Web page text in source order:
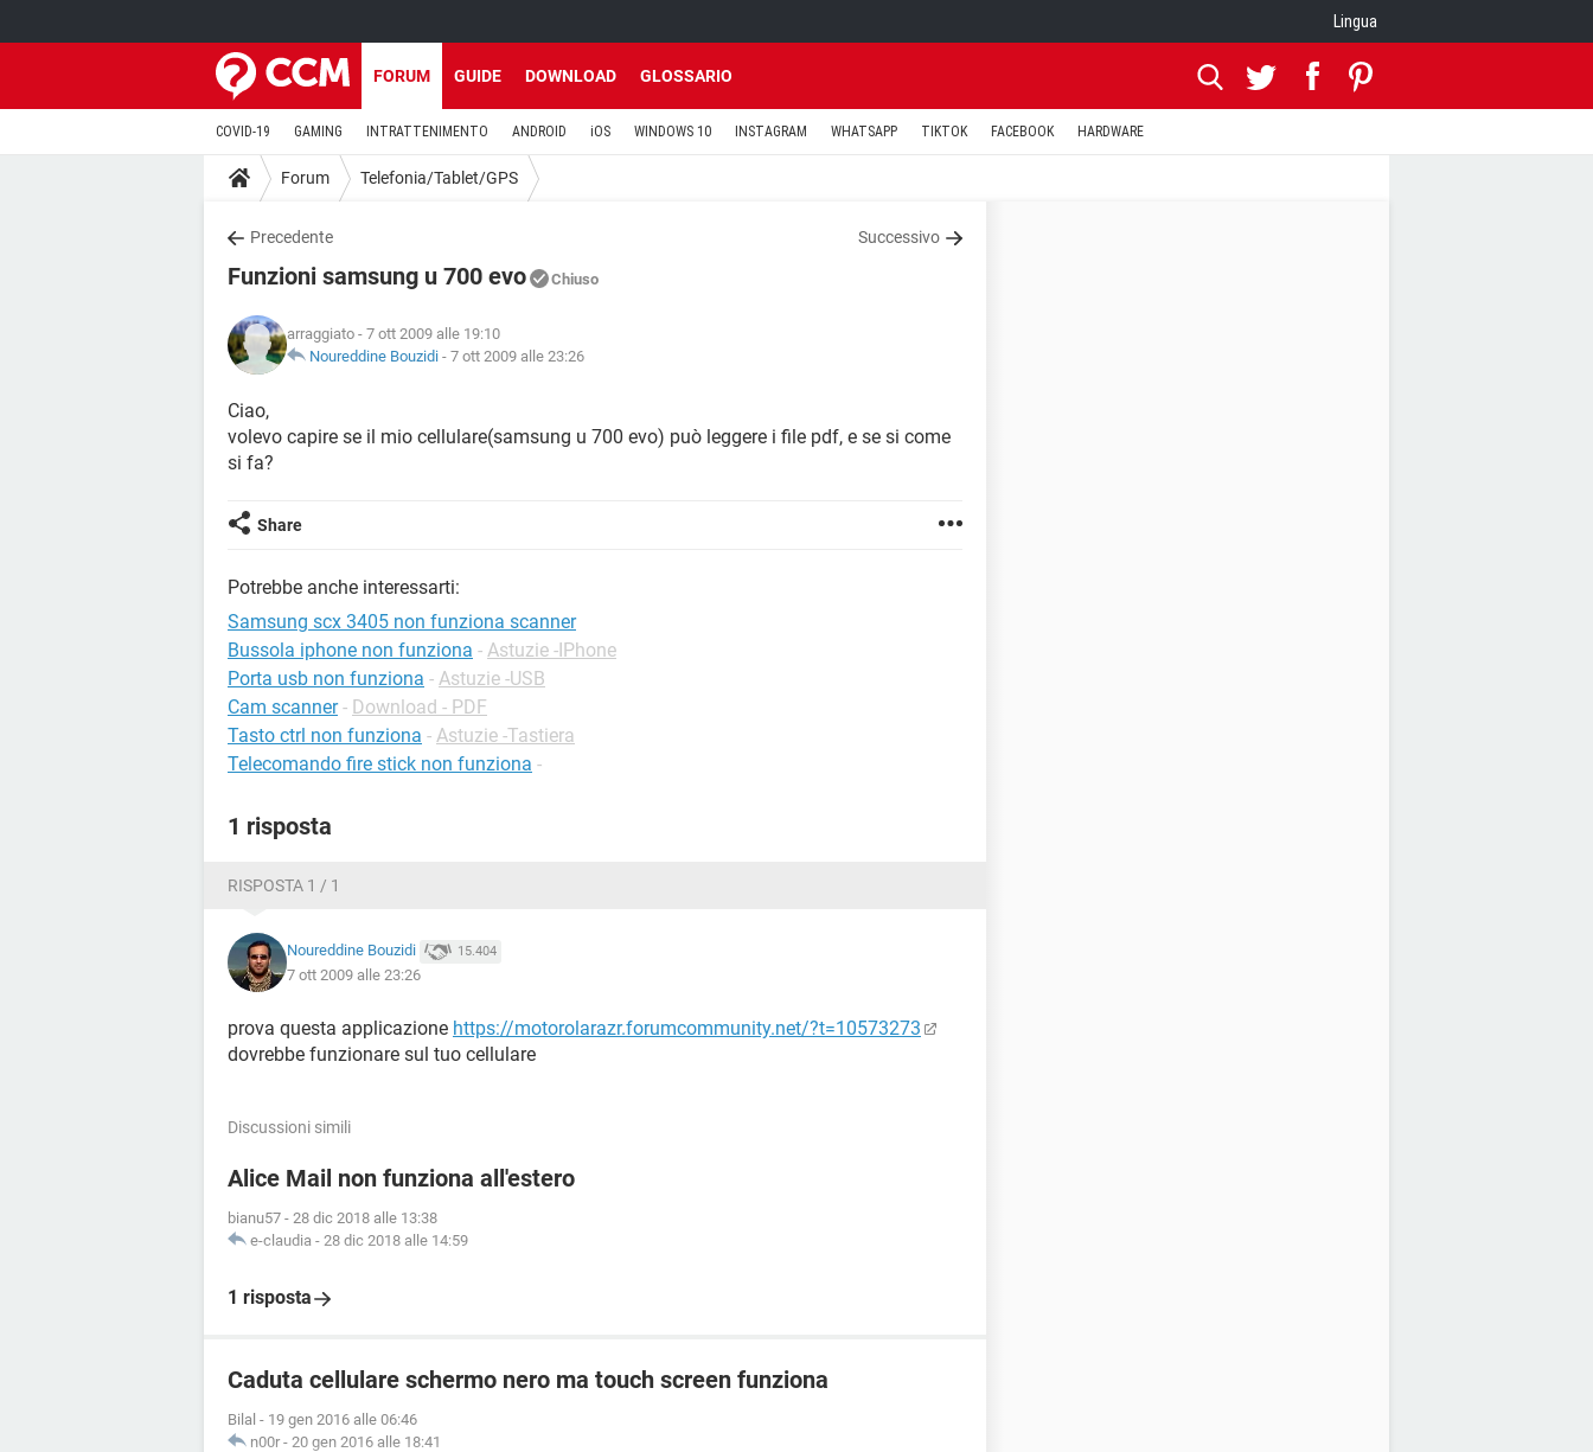
Lingua
FORUM GUIDE DOWNLOAD GLOSSARIO
COVID-19 GAMING INTRATTENIMENTO ANDROID iOS WINDOWS 10 INSTAGRAM WHATSAPP TIKTOK FACEBOOK HARDWARE
Forum Telefonia/Tablet/GPS
Precedente Successivo
Funzioni samsung u 700 evo Chiuso
arraggiato - 7 ott 2009 alle 19:10
Noureddine Bouzidi - 7 ott 2009 alle 23:26
Ciao,
volevo capire se il mio cellulare(samsung u 700 evo) può leggere i file pdf, e se si come
si fa?
Share
Potrebbe anche interessarti:
Samsung scx 3405 non funziona scanner
Bussola iphone non funziona - Astuzie -IPhone
Porta usb non funziona - Astuzie -USB
Cam scanner - Download - PDF
Tasto ctrl non funziona - Astuzie -Tastiera
Telecomando fire stick non funziona -
1 risposta
RISPOSTA 1 / 1
Noureddine Bouzidi 15.404
7 ott 2009 alle 23:26
prova questa applicazione https://motorolarazr.forumcommunity.net/?t=10573273
dovrebbe funzionare sul tuo cellulare
Discussioni simili
Alice Mail non funziona all'estero
bianu57 - 28 dic 2018 alle 13:38
e-claudia - 28 dic 2018 alle 14:59
1 risposta
Caduta cellulare schermo nero ma touch screen funziona
Bilal - 19 gen 2016 alle 06:46
n00r - 20 gen 2016 alle 18:41